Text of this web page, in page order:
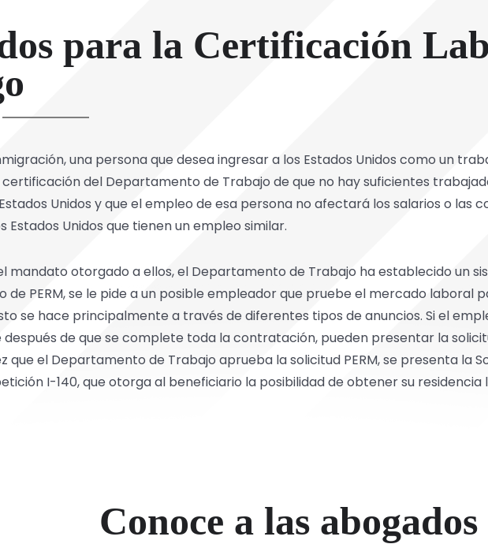
para la Certificación
una persona que desea ingresar a los Estados Unidos como un
del Departamento de Trabajo de que no hay suficientes
Unidos y que el empleo de esa persona no afectará los salarios o las
Estados Unidos que tienen un empleo similar.
mandato otorgado a ellos, el Departamento de Trabajo ha establecido un
de PERM, se le pide a un posible empleador que pruebe el mercado laboral
se hace principalmente a través de diferentes tipos de anuncios. Si el
de que se complete toda la contratación, pueden presentar la
que el Departamento de Trabajo aprueba la solicitud PERM, se presenta la
I-140, que otorga al beneficiario la posibilidad de obtener su
Conoce a las abogados